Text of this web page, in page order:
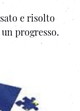
e risolto
progresso.